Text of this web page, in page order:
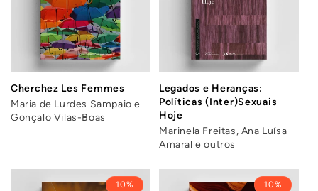
Cherchez Les Femmes
Maria de Lurdes Sampaio e
Gonçalo Vilas-Boas
Legados e Heranças:
Políticas (Inter)Sexuais
Hoje
Marinela Freitas, Ana Luísa
Amaral e outros
10% 10%